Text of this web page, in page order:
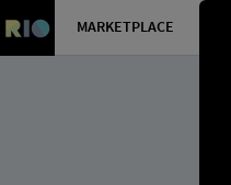
MARKETPLACE